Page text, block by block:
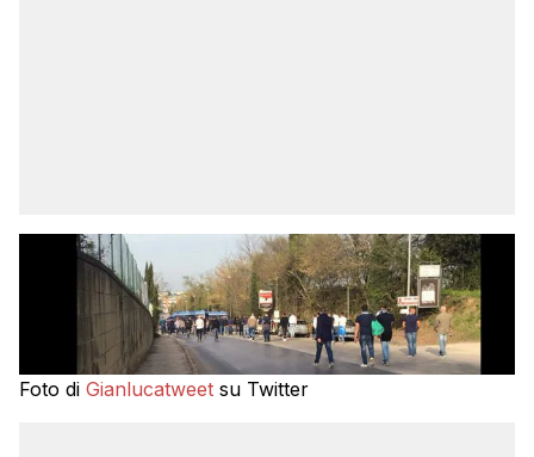
Foto di Gianlucatweet su Twitter